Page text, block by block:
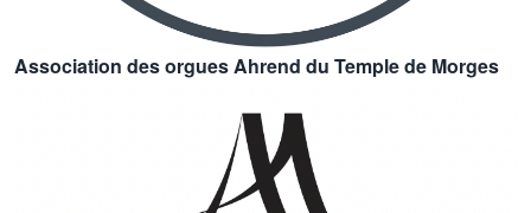
Association des orgues Ahrend du Temple de Morges